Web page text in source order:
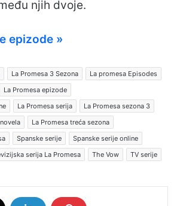
njih dvoje.
epizode »
La Promesa 3 Sezona
La promesa Episodes
La Promesa epizode
La Promesa serija
La Promesa sezona 3
La Promesa treća sezona
Spanske serije
Spanske serije online
serija La Promesa The Vow
TV serije